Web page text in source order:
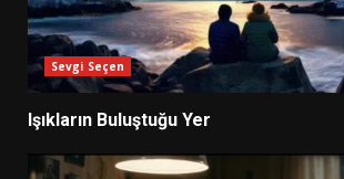
Sevgi Seçen
Işıkların Buluştuğu Yer